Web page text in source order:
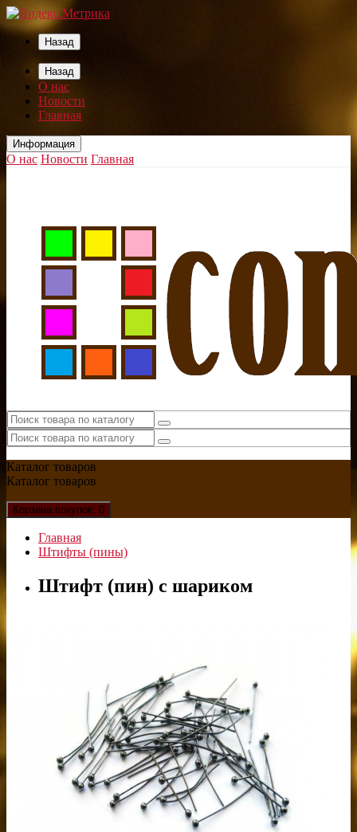
Назад
Назад
О нас
Новости
Главная
Информация
О нас Новости Главная
Каталог товаров
Каталог товаров
Корзина покупок: 0
Главная
Штифты (пины)
Штифт (пин) с шариком